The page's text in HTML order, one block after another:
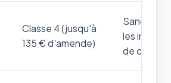
Classe 4 (jusqu'à
135 € d'amende)
Sanction
les
de cette